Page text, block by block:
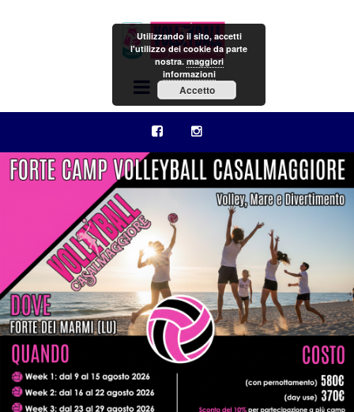
Menu
Utilizzando il sito, accetti
l'utilizzo dei cookie da parte
nostra.maggiori
informazioni
Accetto